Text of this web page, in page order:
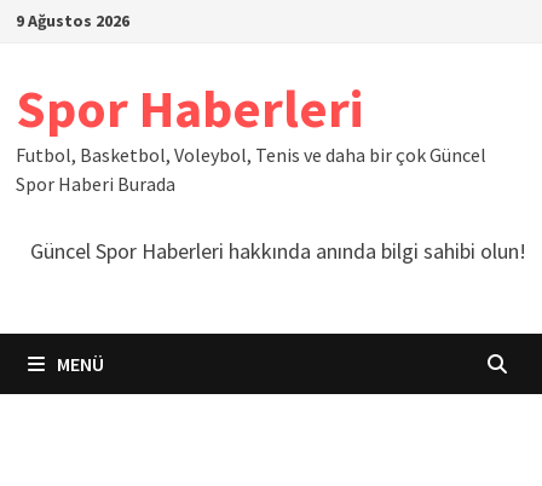
İçeriğe
9 Ağustos 2026
Spor Haberleri
Futbol, Basketbol, Voleybol, Tenis ve daha bir çok Güncel
Spor Haberi Burada
Güncel Spor Haberleri hakkında anında bilgi sahibi olun!
MENÜ